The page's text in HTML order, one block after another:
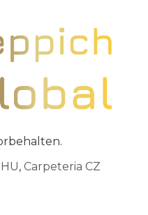
, Carpeteria CZ